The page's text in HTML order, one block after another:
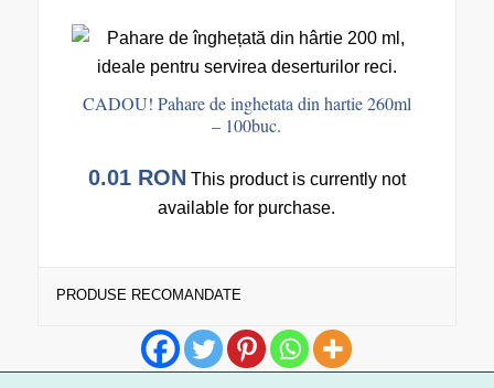
CADOU! Pahare de inghetata din hartie 260ml
– 100buc.
0.01 RON This product is currently not
available for purchase.
PRODUSE RECOMANDATE